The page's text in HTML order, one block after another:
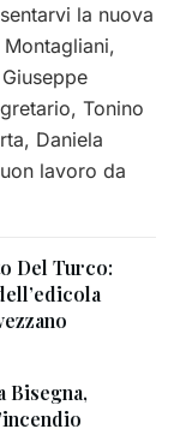
la nuova
Tonino
Daniela
lavoro da
Del Turco:
Bisegna,